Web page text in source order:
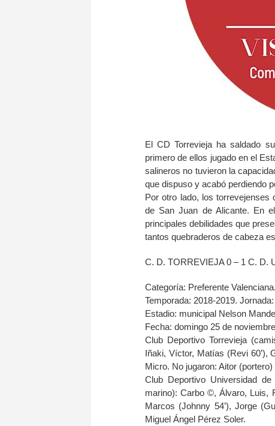
El CD Torrevieja ha saldado
primero de ellos jugado en el
salineros no tuvieron la
que dispuso y acabó perdiendo
Por otro lado, los torrevejenses
de San Juan de Alicante. En
principales debilidades que
tantos quebraderos de cabeza
C. D. TORREVIEJA 0 – 1 C. D.
Categoría: Preferente
Temporada: 2018-2019.
Estadio: municipal Nelson
Fecha: domingo 25 de
Club Deportivo Torrevieja
Iñaki, Víctor, Matías (Revi 60’),
Micro. No jugaron: Aitor
Club Deportivo Universidad
marino): Carbo ©, Álvaro, Luis,
Marcos (Johnny 54’), Jorge
Miguel Ángel Pérez Soler.